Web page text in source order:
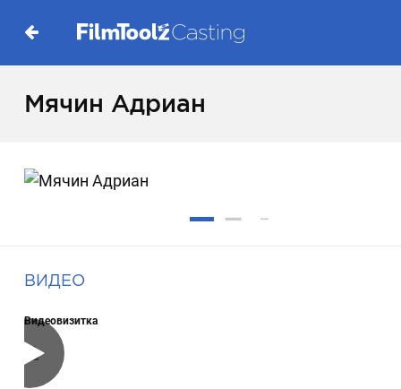
Мячин Адриан
ВИДЕО
Видеовизитка